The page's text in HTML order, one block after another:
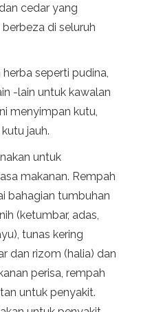
cedar yang
di seluruh
seperti pudina,
-lain untuk kawalan
menyimpan kutu,
jauh.
untuk
makanan. Rempah
bahagian tumbuhan
(ketumbar, adas,
tunas kering
dan rizom (halia) dan
perisa, rempah
untuk penyakit.